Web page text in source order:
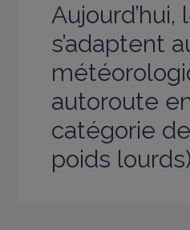
s’adaptent
autoroute
catégorie
poids